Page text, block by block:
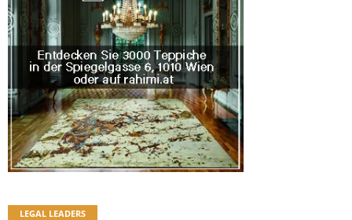
LEGAL LEADERS